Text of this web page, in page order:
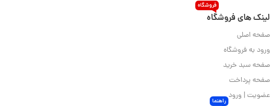
لینک های فروشگاه
فروشگاه
صفحه اصلی
ورود به فروشگاه
صفحه سبد خرید
صفحه پرداخت
عضویت | ورود راهنما